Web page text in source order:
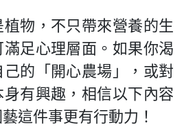
物，不只帶來營養的生
足心理層面。如果你渴
的「開心農場」，或對
有興趣，相信以下內容
這件事更有行動力！